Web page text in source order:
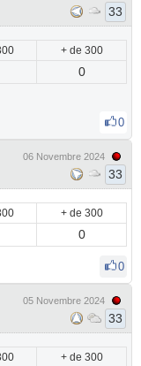
33
+ de 300
0
0
06 Novembre 2024
33
+ de 300
0
0
05 Novembre 2024
33
+ de 300